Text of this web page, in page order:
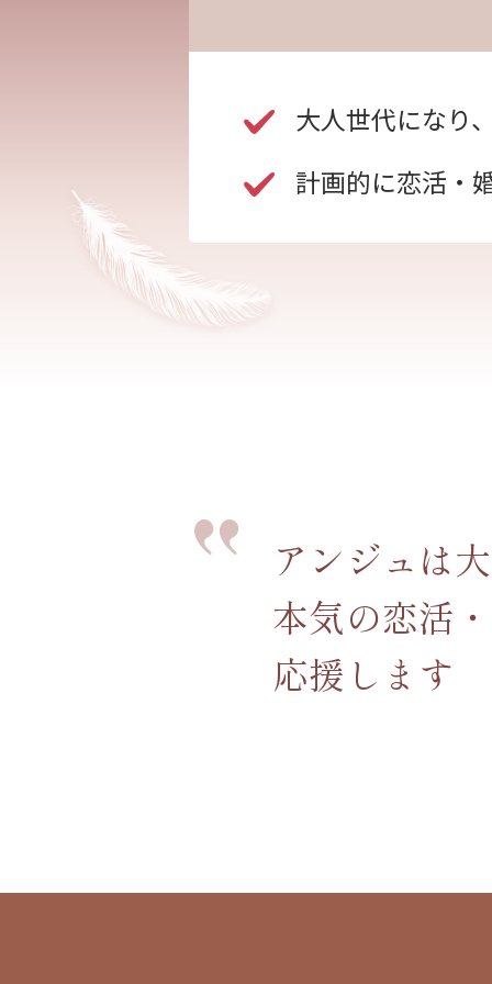
大人世代になり
計画的に恋活・
アンジュは
本気の恋活
応援します